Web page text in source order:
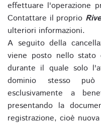
effettuare l'operazione
Contattare il proprio
ulteriori informazioni.
A seguito della
viene posto nello stato
durante il quale solo
dominio stesso
esclusivamente a
presentando la
registrazione, cioè nuova